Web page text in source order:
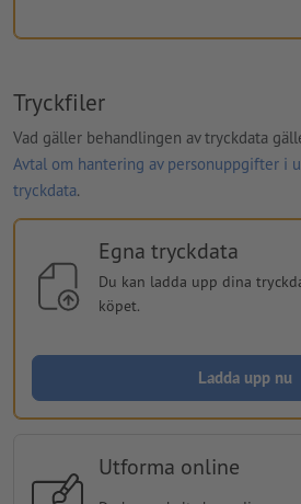
Tryckfiler
Vad gäller behandlingen av tryckdata
Avtal om hantering av personuppgifter i
tryckdata.
Egna tryckdata
Du kan ladda upp dina
köpet.
Ladda upp nu
Utforma online